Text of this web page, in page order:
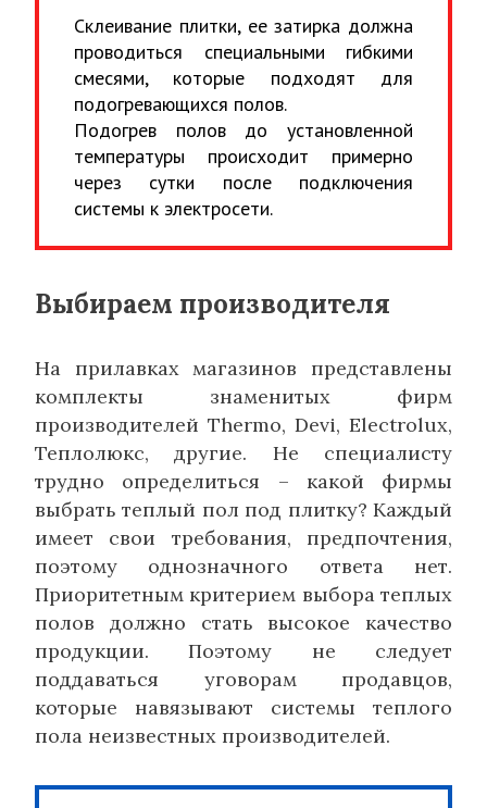
Склеивание плитки, ее затирка должна
проводиться специальными гибкими
смесями, которые подходят для
подогревающихся полов.
Подогрев полов до установленной
температуры происходит примерно
через сутки после подключения
системы к электросети.
Выбираем производителя
На прилавках магазинов представлены
комплекты знаменитых фирм
производителей Thermo, Devi, Electrolux,
Теплолюкс, другие. Не специалисту
трудно определиться – какой фирмы
выбрать теплый пол под плитку? Каждый
имеет свои требования, предпочтения,
поэтому однозначного ответа нет.
Приоритетным критерием выбора теплых
полов должно стать высокое качество
продукции. Поэтому не следует
поддаваться уговорам продавцов,
которые навязывают системы теплого
пола неизвестных производителей.